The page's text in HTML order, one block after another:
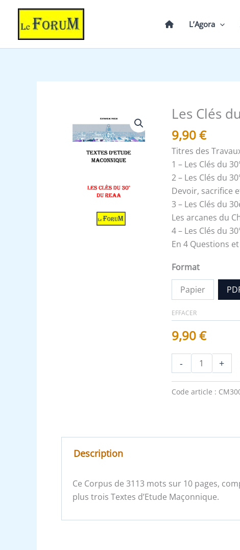
contenu
L’Agora
Les Clés
9,90€
Titres des
1 – Les Clés du
2 – Les Clés du
Devoir, sacrifice
3 – Les Clés du
Les arcanes du
4 – Les Clés du
En 4 Questions
Format
Papier
EFFACER
9,90€
-
quantité
Les
Clés
du
30ème
degré
du
REAA
+
Code article :
Description
Ce Corpus de 3113 mots sur 10 pages,
plus trois Textes d’Etude Maçonnique.